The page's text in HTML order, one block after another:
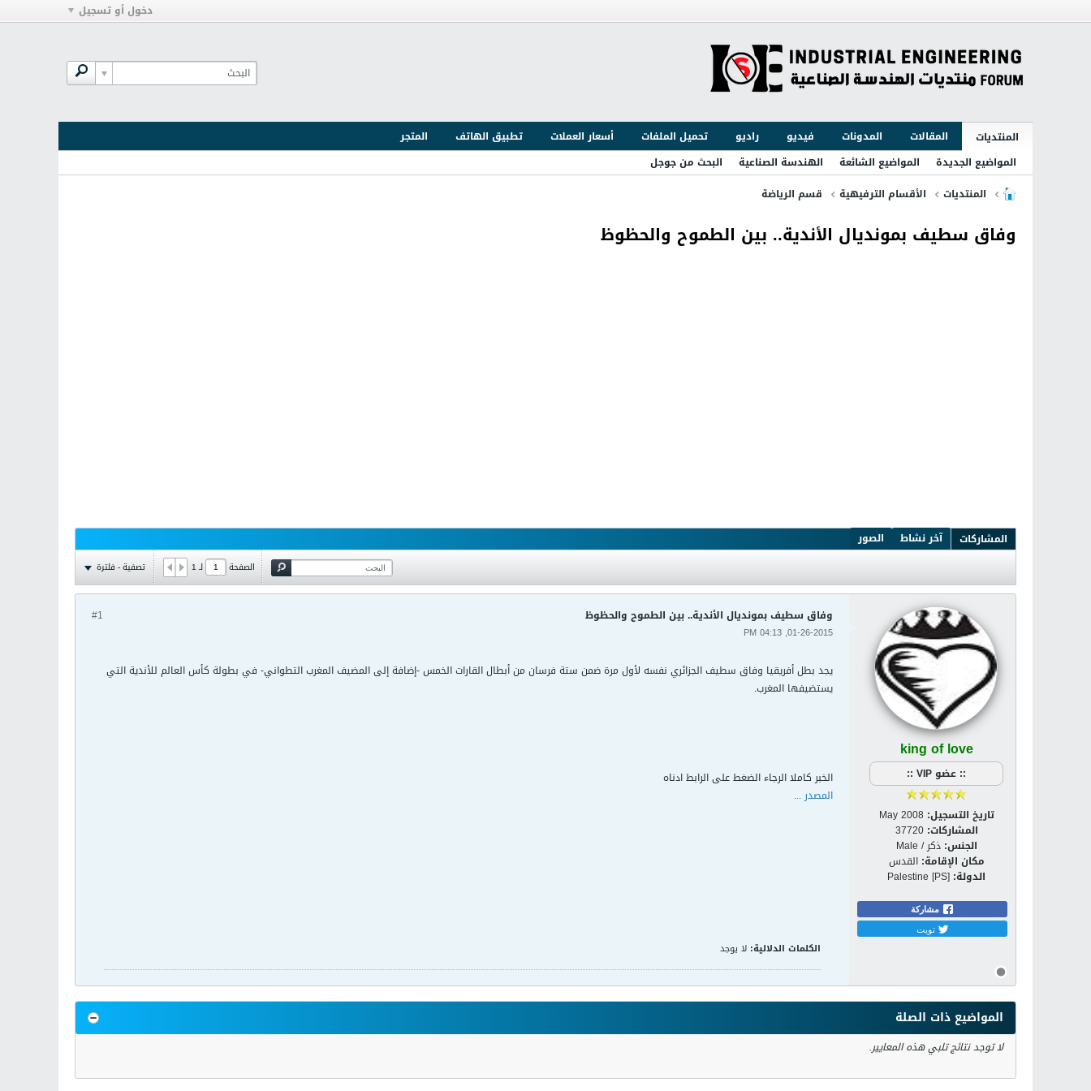
دخول أو تسجيل
المنتديات المقالات المدونات فيديو راديو تحميل الملفات أسعار العملات تطبيق الهاتف
المتجر
المواضيع الجديدة
المواضيع الشائعة الهندسة الصناعية
البحث من جوجل
المنتديات
الأقسام الترفيهية قسم الرياضة
وفاق سطيف بمونديال الأندية.. بين الطموح والحظوظ
المشاركات آخر نشاط الصور
الصفحة لـ1 تصفية - فلترة
king of love
:: عضو VIP ::
تاريخ التسجيل: May 2008
المشاركات: 37720
الجنس: ذكر / Male
مكان الإقامة: القدس
الدولة: Palestine [PS]
مشاركة
تويت
#1 وفاق سطيف بمونديال الأندية.. بين الطموح والحظوظ
01-26-2015, 04:13 PM
يجد بطل أفريقيا وفاق سطيف الجزائري نفسه لأول مرة ضمن ستة فرسان من أبطال القارات الخمس -إضافة إلى المضيف المغرب التطواني- في بطولة كأس العالم للأندية التي
يستضيفها المغرب.
الخبر كاملا الرجاء الضغط على الرابط ادناه
المصدر ...
الكلمات الدلالية: لا يوجد
المواضيع ذات الصلة
لا توجد نتائج تلبي هذه المعايير.